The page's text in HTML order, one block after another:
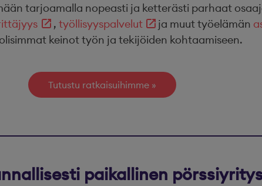
tarjoamalla nopeasti ja ketterästi parhaat
, työllisyyspalvelut ja muut työelämän
keinot työn ja tekijöiden kohtaamiseen.
Tutustu ratkaisuihimme
paikallinen